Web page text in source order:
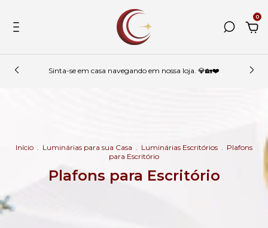
0
Sinta-se em casa navegando em nossa loja. 💎🏡❤️
Início Luminárias para sua Casa Luminárias Escritórios
Plafons
para Escritório
Plafons para Escritório